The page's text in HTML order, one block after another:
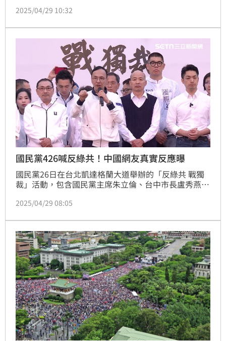
自己是「主揪」，稱參加的人都是新住民以及新住民的
2025/04/29 10:32
國民黨426喊反綠共！中國網友真實反應曝
國民黨26日在台北凱達格蘭大道舉辦的「反綠共 戰獨
裁」活動，包含國民黨主席朱立倫、台中市長盧秀燕、
有25萬人到場。以即時發布中國敏感訊息著稱的推特名
釣出一群中國網友的超真實反應。
2025/04/29 08:05